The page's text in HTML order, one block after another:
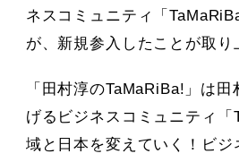
ネスコミュニティ「
が、新規参入したことが取り
「田村淳のTaMaRiBa!」は
げるビジネスコミュニティ「
域と日本を変えていく！ビジ